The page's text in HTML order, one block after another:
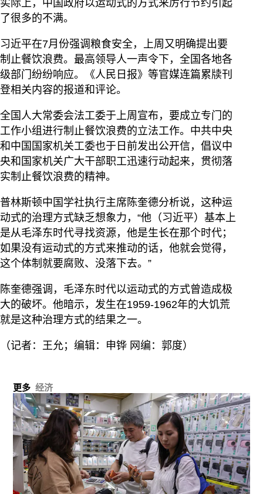
实际上，中国政府以运动式的方式来厉行节约引起
了很多的不满。
习近平在7月份强调粮食安全，上周又明确提出要
制止餐饮浪费。最高领导人一声令下，全国各地各
级部门纷纷响应。《人民日报》等官媒连篇累牍刊
登相关内容的报道和评论。
全国人大常委会法工委于上周宣布，要成立专门的
工作小组进行制止餐饮浪费的立法工作。中共中央
和中国国家机关工委也于日前发出公开信，倡议中
央和国家机关广大干部职工迅速行动起来，贯彻落
实制止餐饮浪费的精神。
普林斯顿中国学社执行主席陈奎德分析说，这种运
动式的治理方式缺乏想象力，“他（习近平）基本上
是从毛泽东时代寻找资源，他是生长在那个时代；
如果没有运动式的方式来推动的话，他就会觉得，
这个体制就要腐败、没落下去。”
陈奎德强调，毛泽东时代以运动式的方式曾造成极
大的破坏。他暗示，发生在1959-1962年的大饥荒
就是这种治理方式的结果之一。
（记者：王允；编辑：申铧 网编：郭度）
更多 经济